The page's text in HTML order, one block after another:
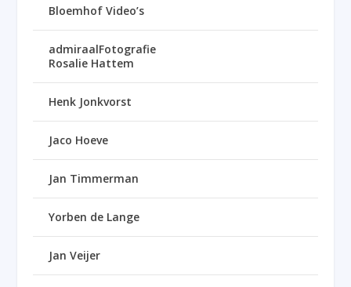
Bloemhof Video’s
admiraalFotografie
Rosalie Hattem
Henk Jonkvorst
Jaco Hoeve
Jan Timmerman
Yorben de Lange
Jan Veijer